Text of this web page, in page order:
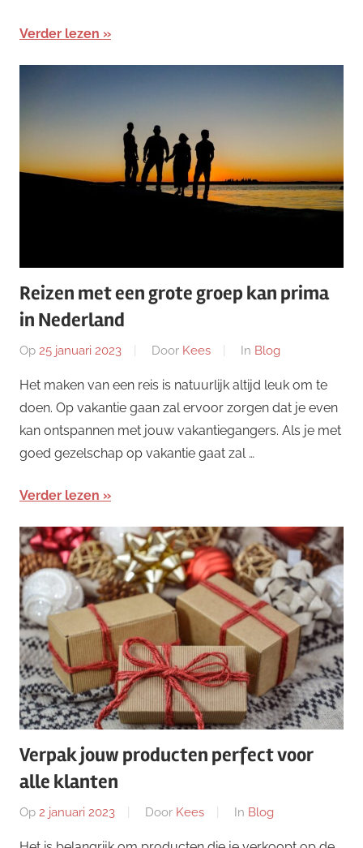
Verder lezen
Reizen met een grote groep kan prima
in Nederland
Op 25 januari 2023 Door Kees In Blog
Het maken van een reis is natuurlijk altijd leuk om te
doen. Op vakantie gaan zal ervoor zorgen dat je even
kan ontspannen met jouw vakantiegangers. Als je met
goed gezelschap op vakantie gaat zal …
Verder lezen
Verpak jouw producten perfect voor
alle klanten
Op 2 januari 2023 Door Kees In Blog